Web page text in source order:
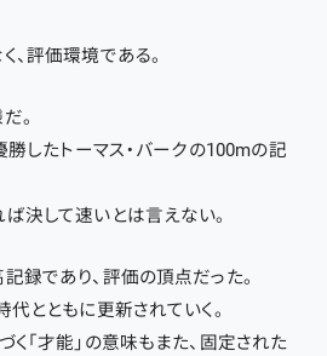
、評価環境である。
。
したトーマス・バークの100mの記
決して速いとは言えない。
録であり、評価の頂点だった。
とともに更新されていく。
「才能」の意味もまた、固定された